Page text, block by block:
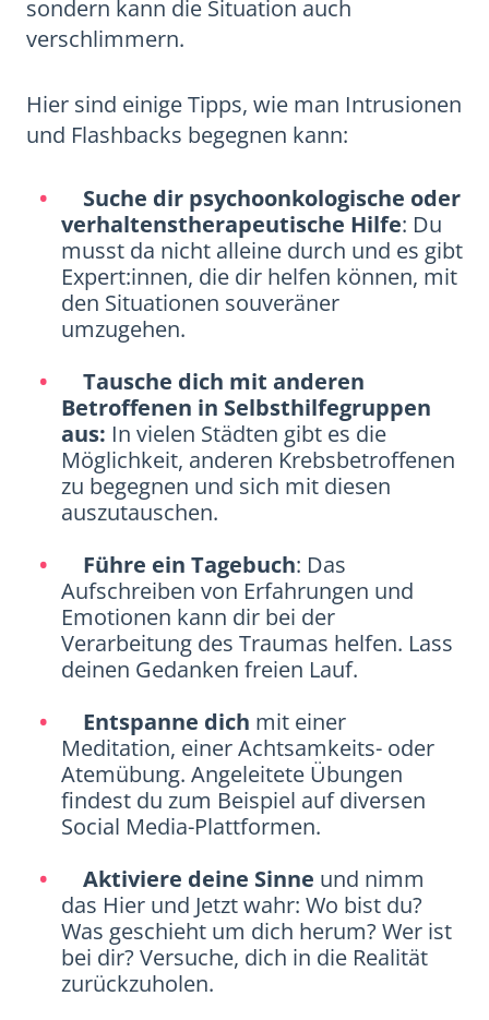
sondern kann die Situation auch
verschlimmern.
Hier sind einige Tipps, wie man Intrusionen
und Flashbacks begegnen kann:
Suche dir psychoonkologische oder
verhaltenstherapeutische Hilfe: Du
musst da nicht alleine durch und es gibt
Expert:innen, die dir helfen können, mit
den Situationen souveräner
umzugehen.
Tausche dich mit anderen
Betroffenen in Selbsthilfegruppen
aus: In vielen Städten gibt es die
Möglichkeit, anderen Krebsbetroffenen
zu begegnen und sich mit diesen
auszutauschen.
Führe ein Tagebuch: Das
Aufschreiben von Erfahrungen und
Emotionen kann dir bei der
Verarbeitung des Traumas helfen. Lass
deinen Gedanken freien Lauf.
Entspanne dich mit einer
Meditation, einer Achtsamkeits- oder
Atemübung. Angeleitete Übungen
findest du zum Beispiel auf diversen
Social Media-Plattformen.
Aktiviere deine Sinne und nimm
das Hier und Jetzt wahr: Wo bist du?
Was geschieht um dich herum? Wer ist
bei dir? Versuche, dich in die Realität
zurückzuholen.